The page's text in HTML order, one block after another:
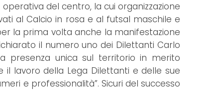
del centro, la cui organizzazione
al Calcio in rosa e al futsal maschile e
la prima volta anche la manifestazione
il numero uno dei Dilettanti Carlo
presenza unica sul territorio in merito
lavoro della Lega Dilettanti e delle sue
e professionalità”. Sicuri del successo